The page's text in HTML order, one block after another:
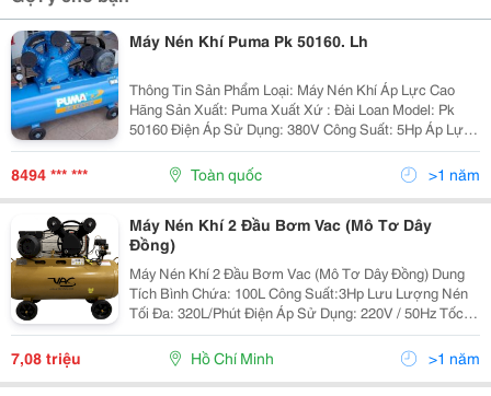
Máy Nén Khí Puma Pk 50160. Lh
Thông Tin Sản Phẩm Loại: Máy Nén Khí Áp Lực Cao
Hãng Sản Xuất: Puma Xuất Xứ : Đài Loan Model: Pk
50160 Điện Áp Sử Dụng: 380V Công Suất: 5Hp Áp Lực :
8 Kg/Cm2 Lưu Lượng: 635 Lít/Phút Bình Chứa Khí :155
Lít Kích...
8494 *** *** Toàn quốc >1 năm
Máy Nén Khí 2 Đầu Bơm Vac (Mô Tơ Dây
Đồng)
Máy Nén Khí 2 Đầu Bơm Vac (Mô Tơ Dây Đồng) Dung
Tích Bình Chứa: 100L Công Suất:3Hp Lưu Lượng Nén
Tối Đa: 320L/Phút Điện Áp Sử Dụng: 220V / 50Hz Tốc
Độ Động Cơ: 1050 Vòng/Phút Chỉ Số Nén: 8 Bar Số
Lượng 30 Xuất Xứ Chính Hãn
7,08 triệu Hồ Chí Minh >1 năm